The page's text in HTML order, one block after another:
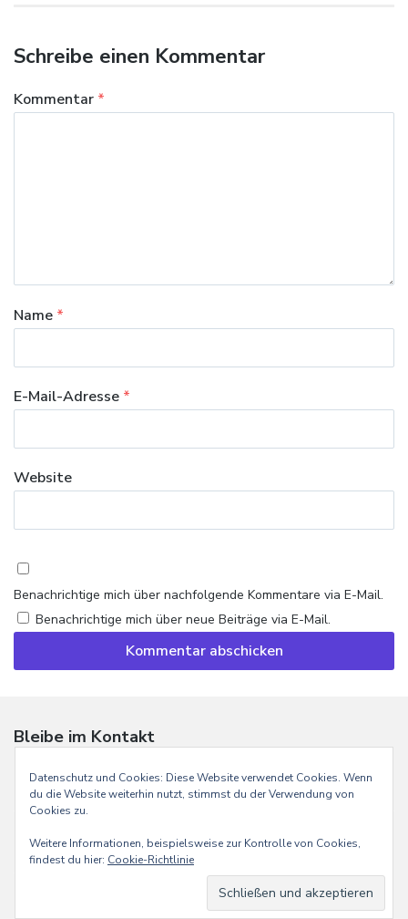
Schreibe einen Kommentar
Kommentar *
Name *
E-Mail-Adresse *
Website
Benachrichtige mich über nachfolgende Kommentare via E-Mail.
Benachrichtige mich über neue Beiträge via E-Mail.
Bleibe im Kontakt
Mail
Handmade with by MOKA
Datenschutzerklärung
Datenschutz und Cookies: Diese Website verwendet Cookies. Wenn
du die Website weiterhin nutzt, stimmst du der Verwendung von
Cookies zu.
Weitere Informationen, beispielsweise zur Kontrolle von Cookies,
findest du hier: Cookie-Richtlinie